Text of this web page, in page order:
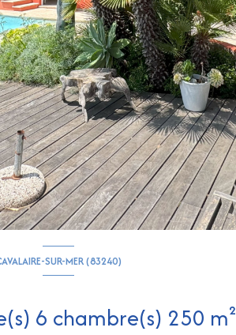
SUR-MER (83240)
Villa 10 pièce(s) 6 chambre(s) 250 m²